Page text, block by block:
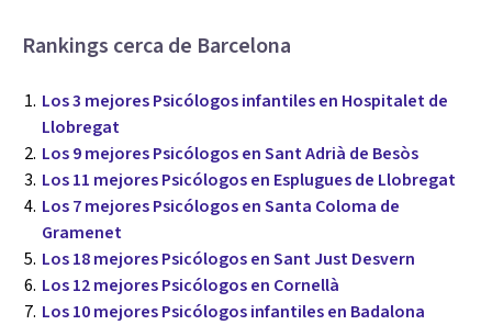
Rankings cerca de Barcelona
Los 3 mejores Psicólogos infantiles en Hospitalet de
Llobregat
Los 9 mejores Psicólogos en Sant Adrià de Besòs
Los 11 mejores Psicólogos en Esplugues de Llobregat
Los 7 mejores Psicólogos en Santa Coloma de
Gramenet
Los 18 mejores Psicólogos en Sant Just Desvern
Los 12 mejores Psicólogos en Cornellà
Los 10 mejores Psicólogos infantiles en Badalona